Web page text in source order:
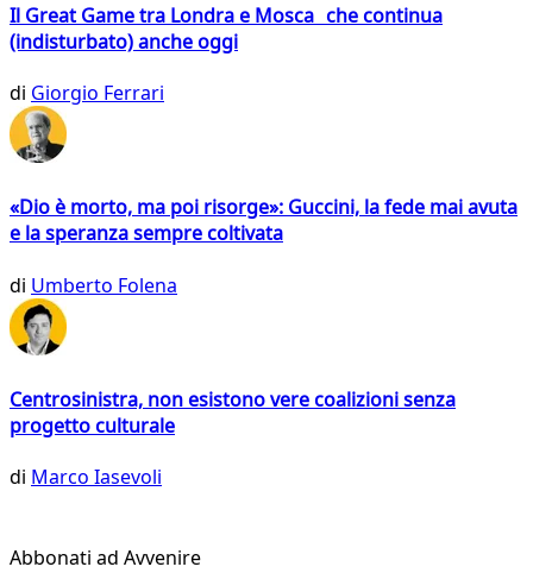
Il Great Game tra Londra e Mosca che continua
(indisturbato) anche oggi
di Giorgio Ferrari
«Dio è morto, ma poi risorge»: Guccini, la fede mai avuta
e la speranza sempre coltivata
di Umberto Folena
Centrosinistra, non esistono vere coalizioni senza
progetto culturale
di Marco Iasevoli
Abbonati ad Avvenire